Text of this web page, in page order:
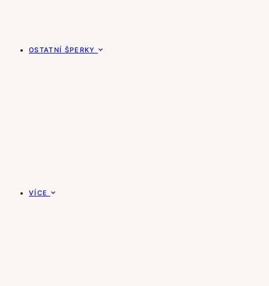
OSTATNÍ ŠPERKY
VÍCE